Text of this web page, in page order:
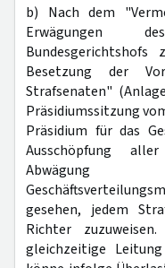
b) Nach dem
Erwägungen
Bundesgerichtshofs
Besetzung der
Strafsenaten"
Präsidiumssitzung
Präsidium für das
Ausschöpfung
Abwägung
gesehen, jedem
Richter
gleichzeitige